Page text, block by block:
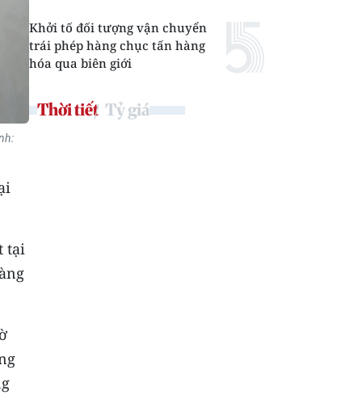
tại
Khởi tố đối tượng vận chuyển
trái phép hàng chục tấn hàng
hóa qua biên giới
Thời tiết Tỷ giá